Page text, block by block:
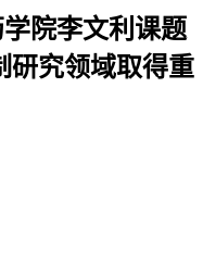
院李文利课题
研究领域取得重